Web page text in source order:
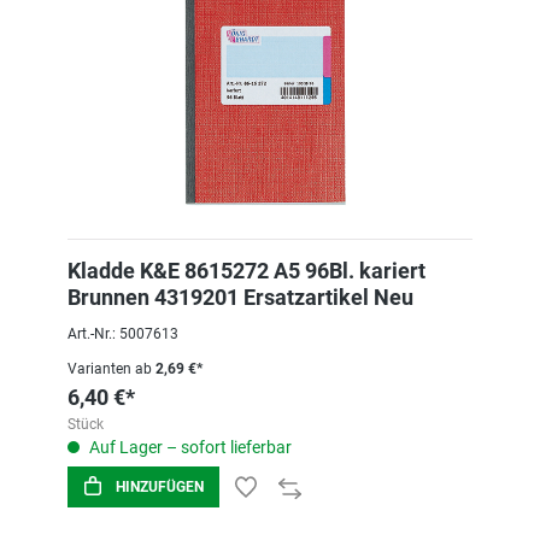
Kladde K&E 8615272 A5 96Bl. kariert
Brunnen 4319201 Ersatzartikel Neu
Art.-Nr.: 5007613
Varianten ab 2,69 €*
6,40 €*
Stück
Auf Lager – sofort lieferbar
HINZUFÜGEN